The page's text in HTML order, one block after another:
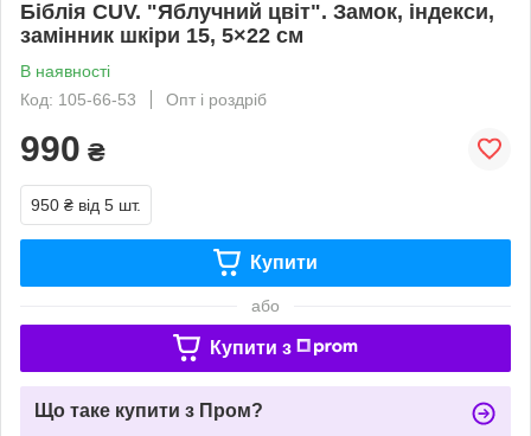
Біблія CUV. "Яблучний цвіт". Замок, індекси,
замінник шкіри 15, 5×22 см
В наявності
Код: 105-66-53
Опт і роздріб
990 ₴
950 ₴ від 5 шт.
Купити
або
Купити з
Що таке купити з Пром?